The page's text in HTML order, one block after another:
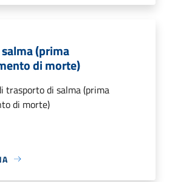
(prima
di morte)
trasporto di salma (prima
di morte)